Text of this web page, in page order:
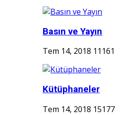
Basın ve Yayın
Tem 14, 2018 11161
Kütüphaneler
Tem 14, 2018 15177